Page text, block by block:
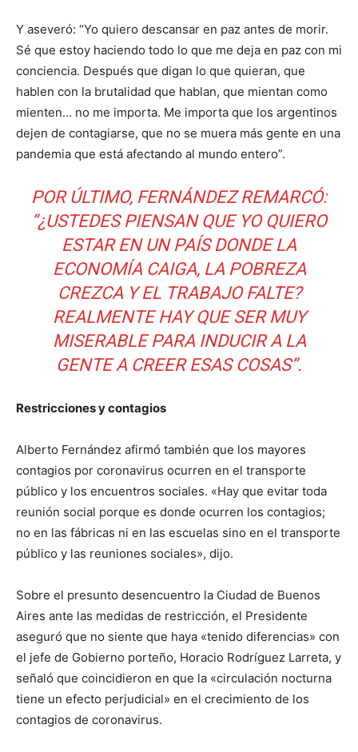
Y aseveró: “Yo quiero descansar en paz antes de morir.
Sé que estoy haciendo todo lo que me deja en paz con mi
conciencia. Después que digan lo que quieran, que
hablen con la brutalidad que hablan, que mientan como
mienten… no me importa. Me importa que los argentinos
dejen de contagiarse, que no se muera más gente en una
pandemia que está afectando al mundo entero”.
POR ÚLTIMO, FERNÁNDEZ REMARCÓ:
“¿USTEDES PIENSAN QUE YO QUIERO
ESTAR EN UN PAÍS DONDE LA
ECONOMÍA CAIGA, LA POBREZA
CREZCA Y EL TRABAJO FALTE?
REALMENTE HAY QUE SER MUY
MISERABLE PARA INDUCIR A LA
GENTE A CREER ESAS COSAS”.
Restricciones y contagios
Alberto Fernández afirmó también que los mayores
contagios por coronavirus ocurren en el transporte
público y los encuentros sociales. «Hay que evitar toda
reunión social porque es donde ocurren los contagios;
no en las fábricas ni en las escuelas sino en el transporte
público y las reuniones sociales», dijo.
Sobre el presunto desencuentro la Ciudad de Buenos
Aires ante las medidas de restricción, el Presidente
aseguró que no siente que haya «tenido diferencias» con
el jefe de Gobierno porteño, Horacio Rodríguez Larreta, y
señaló que coincidieron en que la «circulación nocturna
tiene un efecto perjudicial» en el crecimiento de los
contagios de coronavirus.